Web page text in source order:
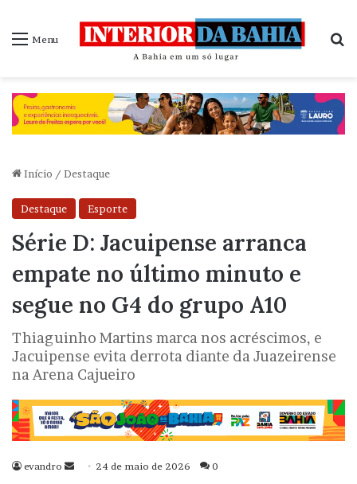
Menu
Início / Destaque
Destaque Esporte
Série D: Jacuipense arranca
empate no último minuto e
segue no G4 do grupo A10
Thiaguinho Martins marca nos acréscimos, e
Jacuipense evita derrota diante da Juazeirense
na Arena Cajueiro
evandro
Mande24 de maio de 2026 0